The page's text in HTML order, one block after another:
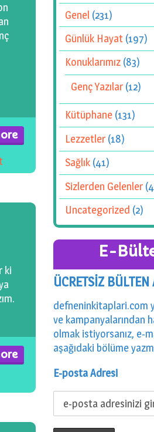
ki
Genel (231)
Günlük Hayat (197)
Konuklarımız (83)
Genç Yazılar(12)
Kütüphane (131)
Lezzetler(18)
Sağlık (41)
Sizlerden Gelenler
Uncategorized (2)
E-
ÜCRETSİZ
defneninkitaplari.com
ve kampanyalarından
olmak istiyorsanız, e-
aşağıdaki bölüme
E-posta Adresi